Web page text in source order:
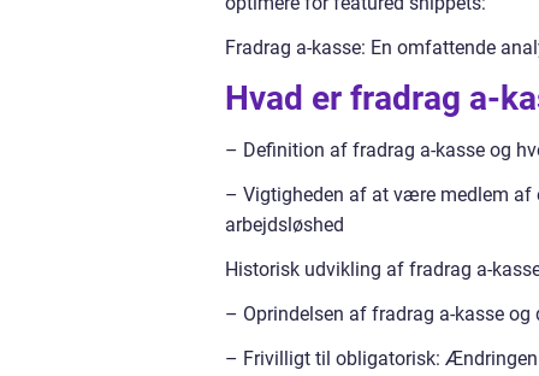
Fradrag a-kasse: En omfattende
Hvad er fradrag a-
– Definition af fradrag a-kasse og
– Vigtigheden af at være medlem
arbejdsløshed
Historisk udvikling af fradrag a-
– Oprindelsen af fradrag a-kasse og
– Frivilligt til obligatorisk: